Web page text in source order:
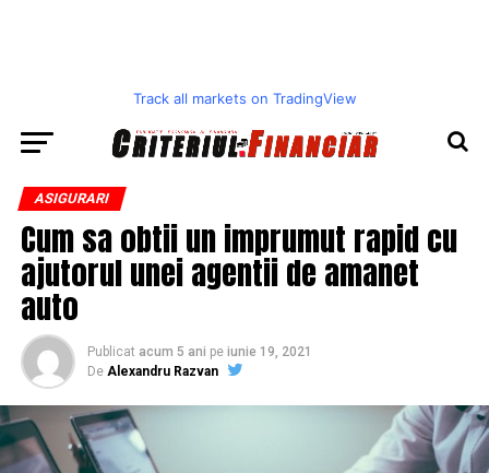
Track all markets on TradingView
ASIGURARI
Cum sa obtii un imprumut rapid cu
ajutorul unei agentii de amanet
auto
Publicat acum 5 ani pe iunie 19, 2021
De Alexandru Razvan